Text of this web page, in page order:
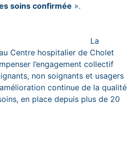
soins confirmée ».
Centre hospitalier de Cholet
l’engagement collectif
non soignants et usagers
continue de la qualité
en place depuis plus de 20